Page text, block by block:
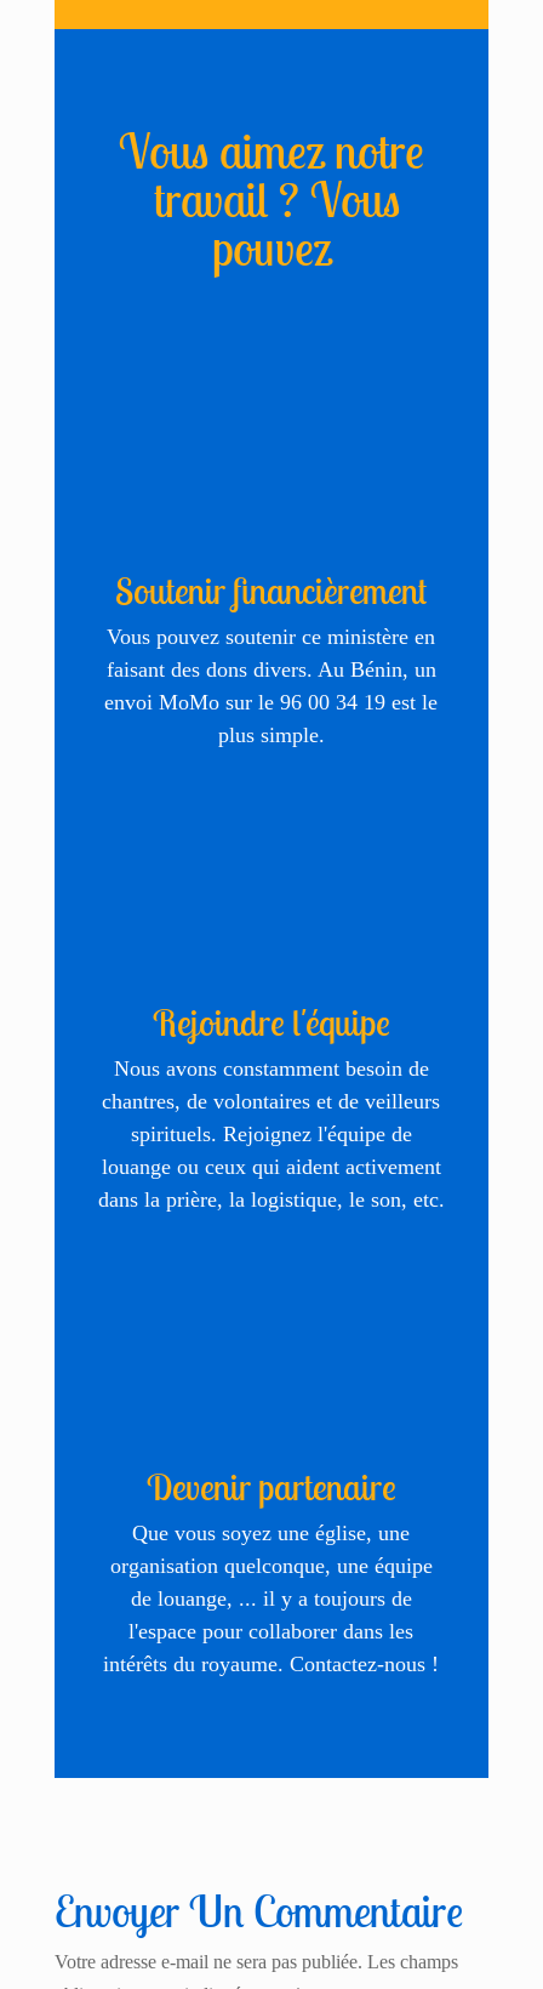
Vous aimez notre
travail ? Vous
pouvez
Soutenir financièrement
Vous pouvez soutenir ce ministère en
faisant des dons divers. Au Bénin, un
envoi MoMo sur le 96 00 34 19 est le
plus simple.
Rejoindre l'équipe
Nous avons constamment besoin de
chantres, de volontaires et de veilleurs
spirituels. Rejoignez l'équipe de
louange ou ceux qui aident activement
dans la prière, la logistique, le son, etc.
Devenir partenaire
Que vous soyez une église, une
organisation quelconque, une équipe
de louange, ... il y a toujours de
l'espace pour collaborer dans les
intérêts du royaume. Contactez-nous !
Envoyer Un Commentaire
Votre adresse e-mail ne sera pas publiée. Les champs